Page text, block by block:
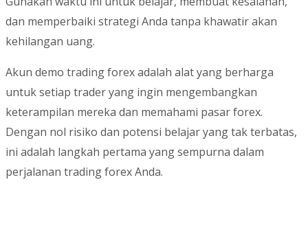
dan memperbaiki strategi Anda tanpa khawatir akan
kehilangan uang.
Akun demo trading forex adalah alat yang berharga
untuk setiap trader yang ingin mengembangkan
keterampilan mereka dan memahami pasar forex.
Dengan nol risiko dan potensi belajar yang tak terbatas,
ini adalah langkah pertama yang sempurna dalam
perjalanan trading forex Anda.